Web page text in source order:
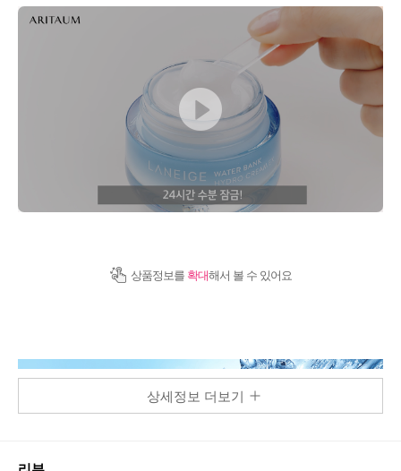
상품정보를 확대해서 볼 수 있어요
상세정보 더보기